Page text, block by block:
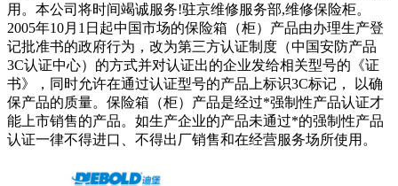
用。本公司将时间竭诚服务!驻京维修服务部,维修保险柜。
2005年10月1日起中国市场的保险箱（柜）产品由办理生产登
记批准书的政府行为，改为第三方认证制度（中国安防产品
3C认证中心）的方式并对认证出的企业发给相关型号的《证
书》，同时允许在通过认证型号的产品上标识3C标记， 以确
保产品的质量。保险箱（柜）产品是经过*强制性产品认证才
能上市销售的产品。如生产企业的产品未通过*的强制性产品
认证一律不得进口、不得出厂销售和在经营服务场所使用。